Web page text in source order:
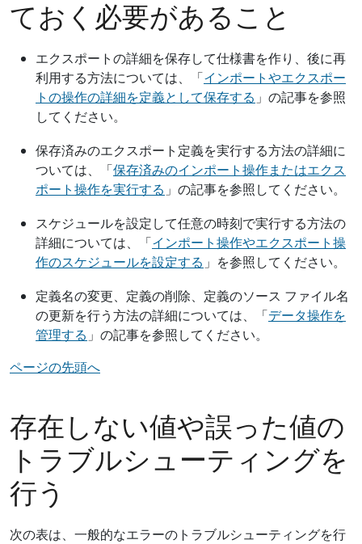
ておく必要があること
エクスポートの詳細を保存して仕様書を作り、後に再
利用する方法については、「インポートやエクスポー
トの操作の詳細を定義として保存する 」の記事を参照
してください。
保存済みのエクスポート定義を実行する方法の詳細に
ついては、「保存済みのインポート操作またはエクス
ポート操作を実行する 」の記事を参照してください。
スケジュールを設定して任意の時刻で実行する方法の
詳細については、「インポート操作やエクスポート操
作のスケジュールを設定する 」を参照してください。
定義名の変更、定義の削除、定義のソース ファイル名
の更新を行う方法の詳細については、「データ操作を
管理する 」の記事を参照してください。
ページの先頭へ
存在しない値や誤った値の
トラブルシューティングを
行う
次の表は、一般的なエラーのトラブルシューティングを行